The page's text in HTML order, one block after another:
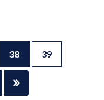
38 39